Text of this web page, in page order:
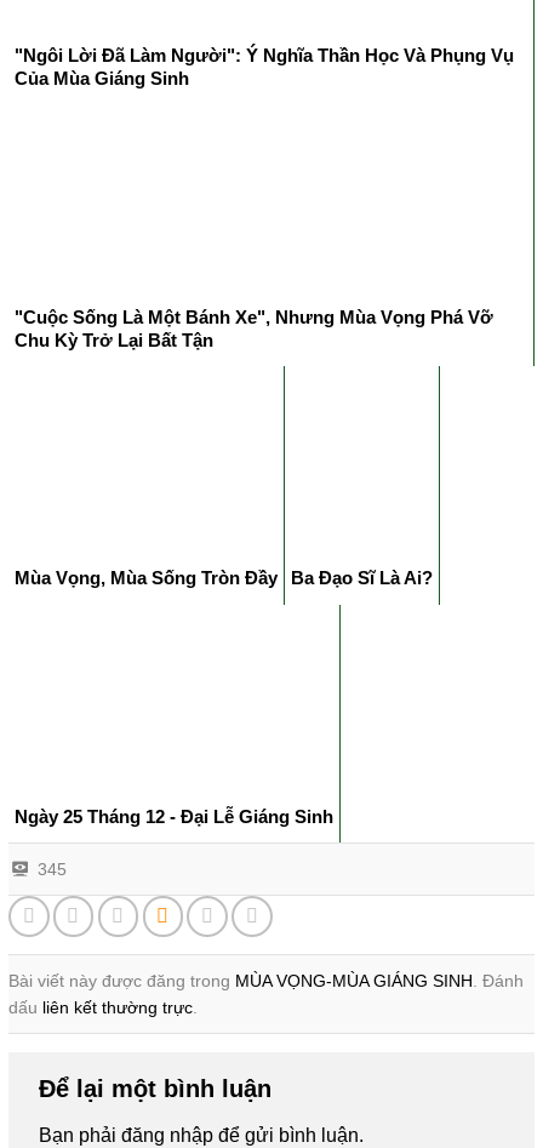
"Ngôi Lời Đã Làm Người": Ý Nghĩa Thần Học Và Phụng Vụ
Của Mùa Giáng Sinh
"Cuộc Sống Là Một Bánh Xe", Nhưng Mùa Vọng Phá Vỡ
Chu Kỳ Trở Lại Bất Tận
Mùa Vọng, Mùa Sống Tròn Đầy Ba Đạo Sĩ Là Ai?
Ngày 25 Tháng 12 - Đại Lễ Giáng Sinh
345
Bài viết này được đăng trong MÙA VỌNG-MÙA GIÁNG SINH . Đánh
dấu liên kết thường trực
Để lại một bình luận
Bạn phải đăng nhập để gửi bình luận.